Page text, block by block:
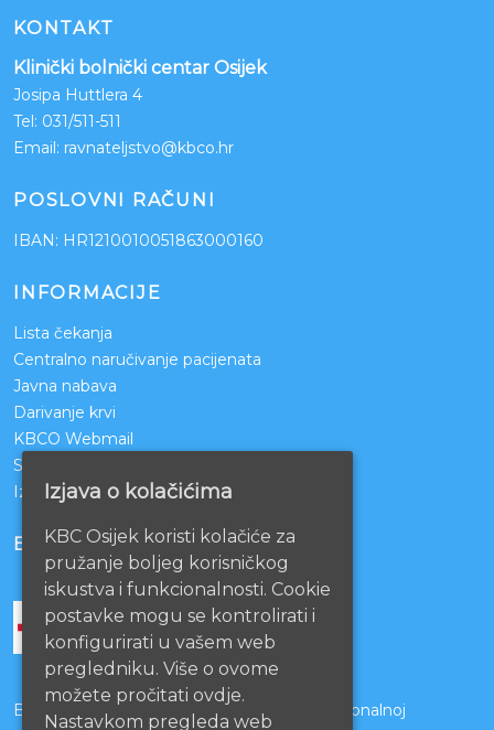
KONTAKT
Klinički bolnički centar Osijek
Josipa Huttlera 4
Tel: 031/511-511
Email: ravnateljstvo@kbco.hr
POSLOVNI RAČUNI
IBAN: HR1210010051863000160
INFORMACIJE
Lista čekanja
Centralno naručivanje pacijenata
Javna nabava
Darivanje krvi
KBCO Webmail
Sestrinstvo KBC Osijek
Izjava o pristupačnosti mrežnih stranica
BOLNICE PARTNERI
Bolnice s kojima je potpisan ugovor o funkcionalnoj
Izjava o kolačićima
KBC Osijek koristi kolačiće za
pružanje boljeg korisničkog
iskustva i funkcionalnosti. Cookie
postavke mogu se kontrolirati i
konfigurirati u vašem web
pregledniku. Više o ovome
možete pročitati ovdje.
Nastavkom pregleda web